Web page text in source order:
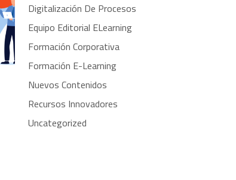
Digitalización De Procesos
Equipo Editorial ELearning
Formación Corporativa
Formación E-Learning
Nuevos Contenidos
Recursos Innovadores
Uncategorized